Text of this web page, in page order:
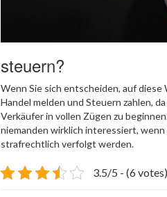
steuern?
Wenn Sie sich entscheiden, auf diese
Handel melden und Steuern zahlen,
Verkäufer in vollen Zügen zu
niemanden wirklich interessiert, wenn
strafrechtlich verfolgt werden.
3.5/5 - (6 votes)